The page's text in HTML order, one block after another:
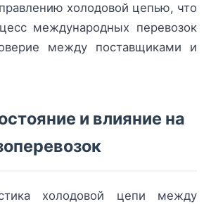
холодовой цепью, что
международных перевозок
между поставщиками и
и влияние на
холодовой цепи между